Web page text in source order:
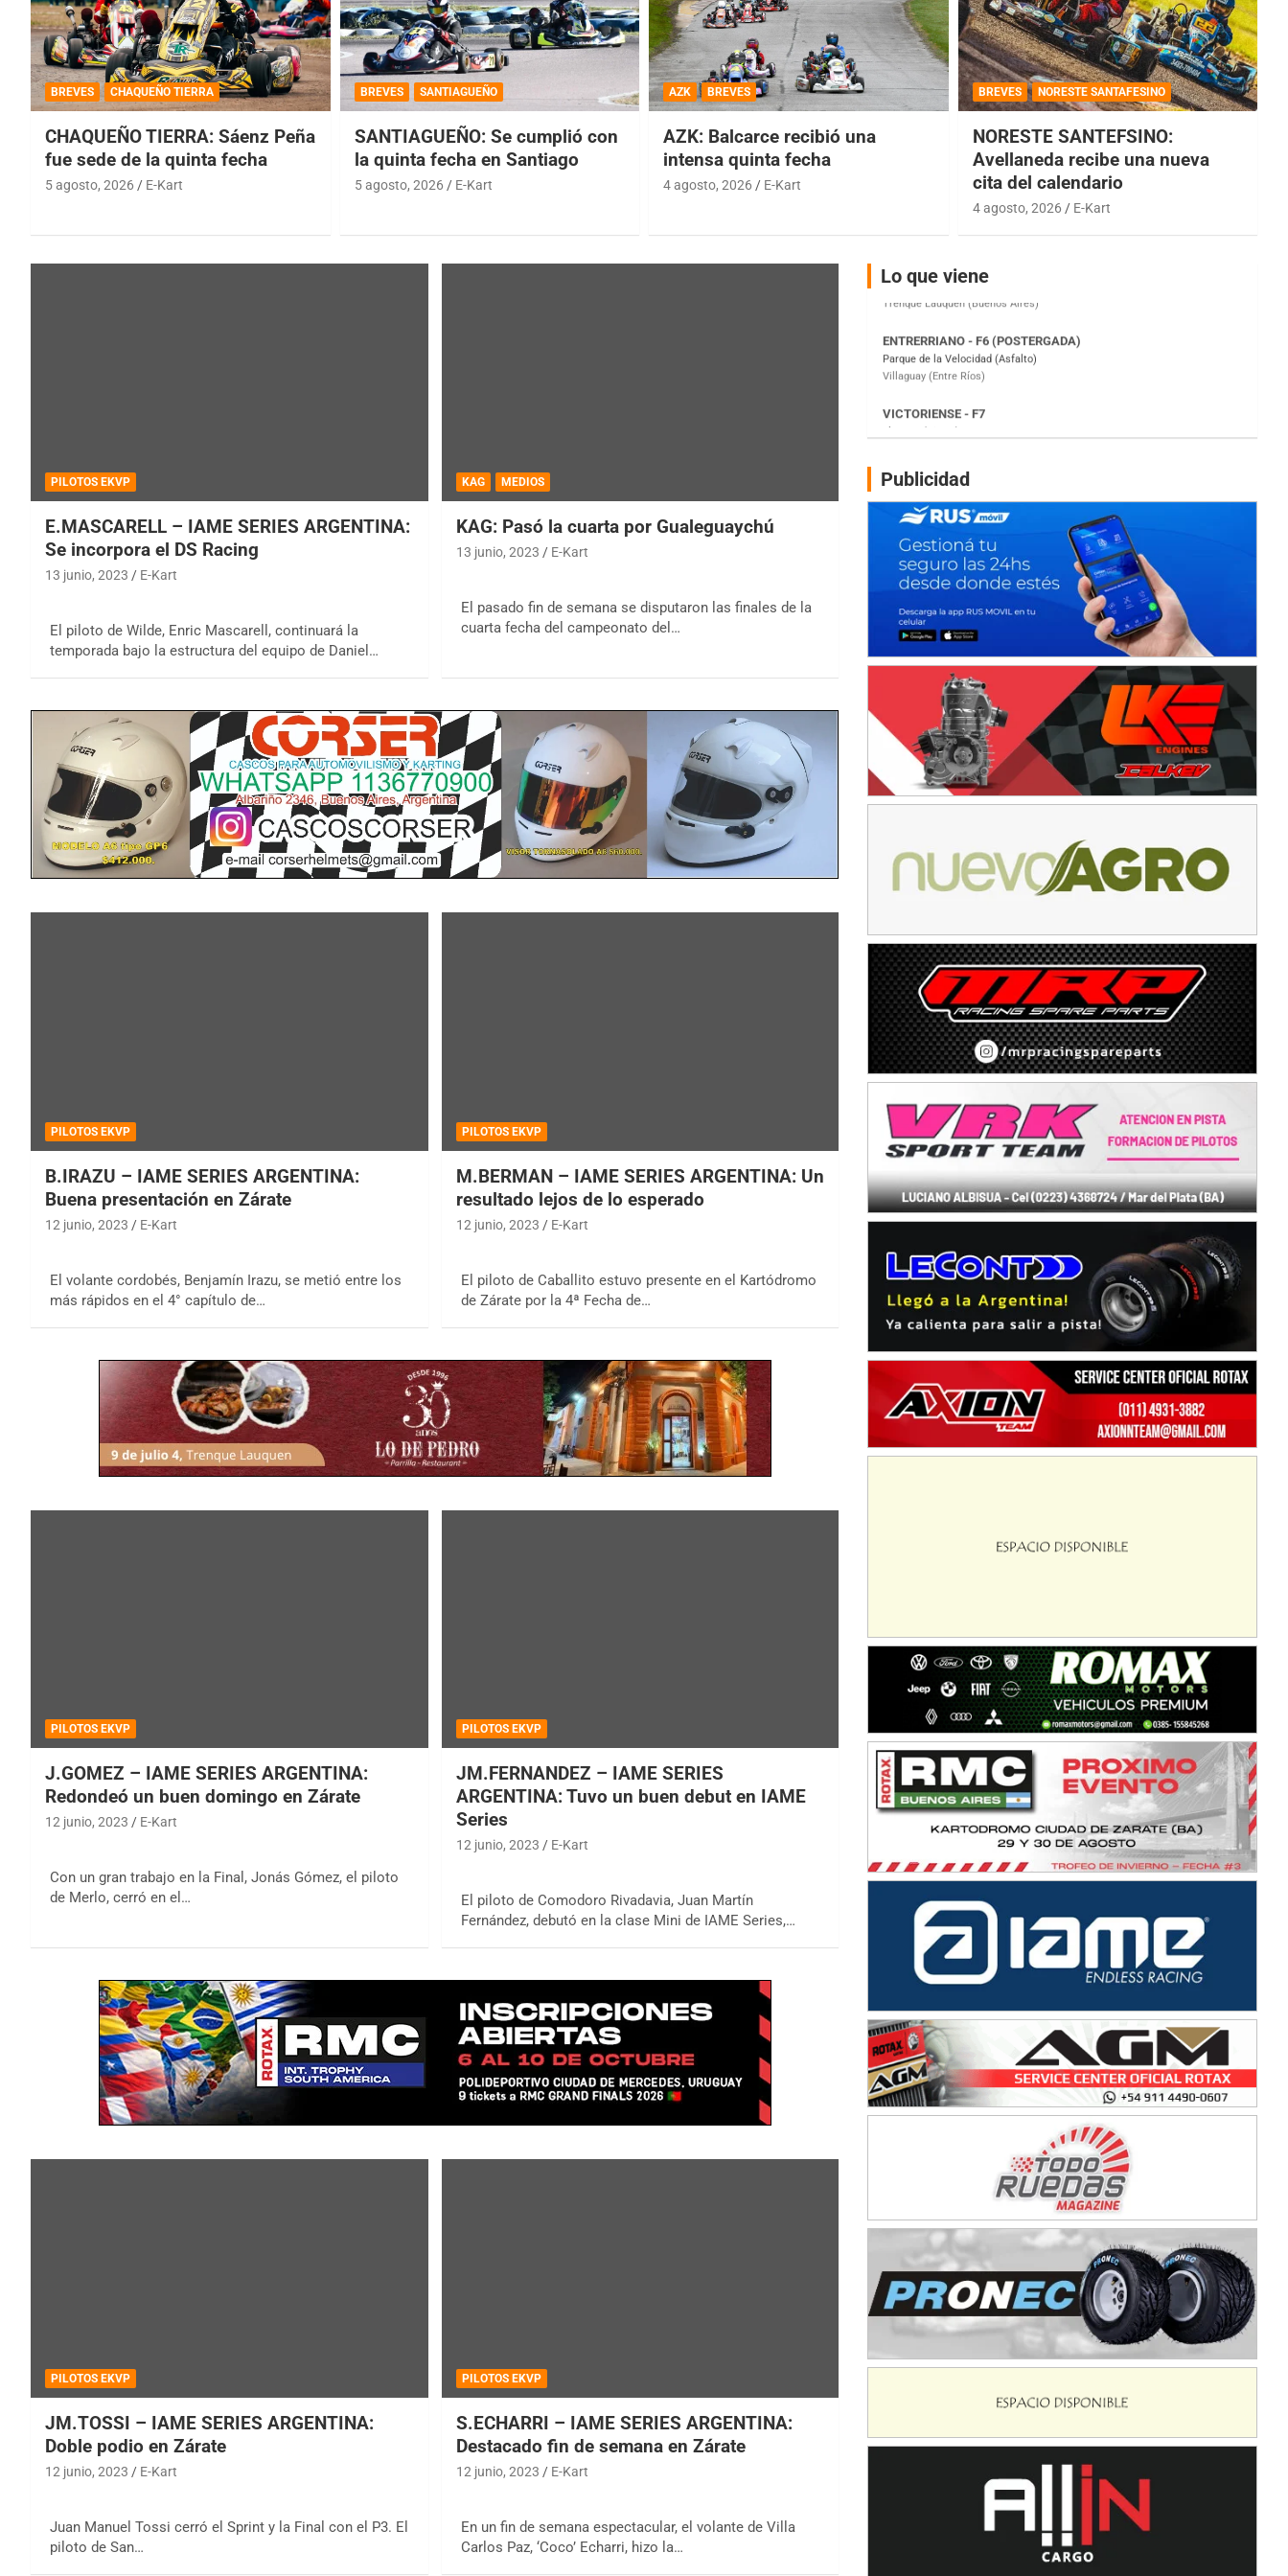
BREVES CHAQUEÑO TIERRA
CHAQUEÑO TIERRA: Sáenz Peña
fue sede de la quinta fecha
5 agosto, 2026 E-Kart
BREVES SANTIAGUEÑO
SANTIAGUEÑO: Se cumplió con
la quinta fecha en Santiago
5 agosto, 2026 E-Kart
AZK BREVES
AZK: Balcarce recibió una
intensa quinta fecha
4 agosto, 2026 E-Kart
BREVES NORESTE SANTAFESINO
NORESTE SANTEFSINO:
Avellaneda recibe una nueva
cita del calendario
4 agosto, 2026 E-Kart
PILOTOS EKVP
E.MASCARELL – IAME SERIES ARGENTINA:
Se incorpora el DS Racing
13 junio, 2023 E-Kart
El piloto de Wilde, Enric Mascarell, continuará la
temporada bajo la estructura del equipo de Daniel…
KAG MEDIOS
KAG: Pasó la cuarta por Gualeguaychú
13 junio, 2023 E-Kart
El pasado fin de semana se disputaron las finales de la
cuarta fecha del campeonato del…
PILOTOS EKVP
B.IRAZU – IAME SERIES ARGENTINA:
Buena presentación en Zárate
12 junio, 2023 E-Kart
El volante cordobés, Benjamín Irazu, se metió entre los
más rápidos en el 4° capítulo de…
PILOTOS EKVP
M.BERMAN – IAME SERIES ARGENTINA: Un
resultado lejos de lo esperado
12 junio, 2023 E-Kart
El piloto de Caballito estuvo presente en el Kartódromo
de Zárate por la 4ª Fecha de…
PILOTOS EKVP
J.GOMEZ – IAME SERIES ARGENTINA:
Redondeó un buen domingo en Zárate
12 junio, 2023 E-Kart
Con un gran trabajo en la Final, Jonás Gómez, el piloto
de Merlo, cerró en el…
PILOTOS EKVP
JM.FERNANDEZ – IAME SERIES
ARGENTINA: Tuvo un buen debut en IAME
Series
12 junio, 2023 E-Kart
El piloto de Comodoro Rivadavia, Juan Martín
Fernández, debutó en la clase Mini de IAME Series,…
PILOTOS EKVP
JM.TOSSI – IAME SERIES ARGENTINA:
Doble podio en Zárate
12 junio, 2023 E-Kart
Juan Manuel Tossi cerró el Sprint y la Final con el P3. El
piloto de San…
PILOTOS EKVP
S.ECHARRI – IAME SERIES ARGENTINA:
Destacado fin de semana en Zárate
12 junio, 2023 E-Kart
En un fin de semana espectacular, el volante de Villa
Carlos Paz, ‘Coco’ Echarri, hizo la…
Lo que viene
COBERTURA ESPECIAL DE E-KART.COM.AR
08/09-AGO
IAME SERIES ARGENTINA 6
Ramiro Tot (Asfalto)
ENTRERRIANO - F6 (POSTERGADA)
VICTORIENSE - F7
El Cerro (Tierra)
PATAGONICO - F6
CSK - F7
Juventud Unida (Tierra)
Humboldt (Santa Fe)
NORESTE SANTAFESINO - F6
Ciudad de Avellaneda (Asfalto)
Avellaneda (Santa Fe)
SUR SANTAFESINO - F4
José Samuel Sánchez (Tierra)
Rufino (Santa Fe)
TUCUMANO - F5
Juan Navarro (Asfalto)
El Timbó (Tucumán)
COBERTURA ESPECIAL DE E-KART.COM.AR
08/09-AGO
Ramiro Tot (Asfalto)
Baradero (Buenos Aires)
Ciudad de Trenque Lauquen (Asfalto)
Trenque Lauquen (Buenos Aires)
ENTRERRIANO - F6 (POSTERGADA)
Parque de la Velocidad (Asfalto)
Villaguay (Entre Ríos)
VICTORIENSE - F7
El Cerro (Tierra)
PATAGONICO - F6
Moto Club Reginense (Tierra)
CSK - F7
Juventud Unida (Tierra)
NORESTE SANTAFESINO - F6
Ciudad de Avellaneda (Asfalto)
SUR SANTAFESINO - F4
José Samuel Sánchez (Tierra)
Rufino (Santa Fe)
TUCUMANO - F5
Juan Navarro (Asfalto)
El Timbó (Tucumán)
Publicidad